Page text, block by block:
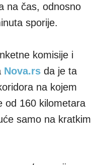
na čas, odnosno
sporije.
komisije i
Nova.rs da je ta
na kojem
od 160 kilometara
samo na kratkim